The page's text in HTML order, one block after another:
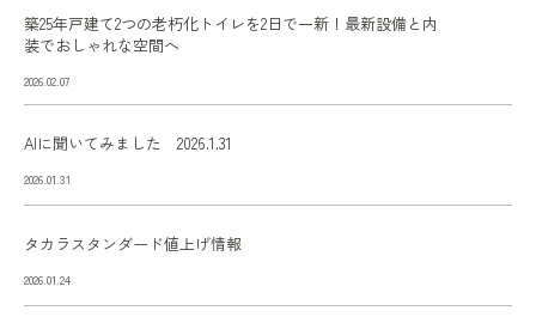
築25年戸建て2つの老朽化トイレを2日で一新！最新設備と内
装でおしゃれな空間へ
2026.02.07
AIに聞いてみました 2026.1.31
2026.01.31
タカラスタンダード値上げ情報
2026.01.24